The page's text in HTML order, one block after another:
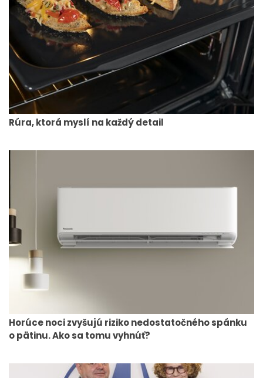
Rúra, ktorá myslí na každý detail
Horúce noci zvyšujú riziko nedostatočného spánku
o pätinu. Ako sa tomu vyhnúť?